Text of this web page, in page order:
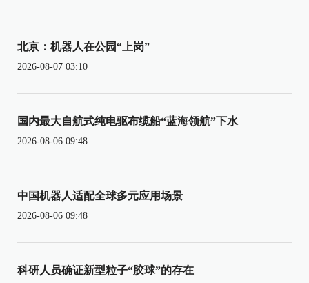
北京：机器人在公园“上岗”
2026-08-07 03:10
国内最大自航式纯电驱布缆船“蓝海领航”下水
2026-08-06 09:48
中国机器人适配全球多元应用场景
2026-08-06 09:48
科研人员确证新型粒子“胶球”的存在